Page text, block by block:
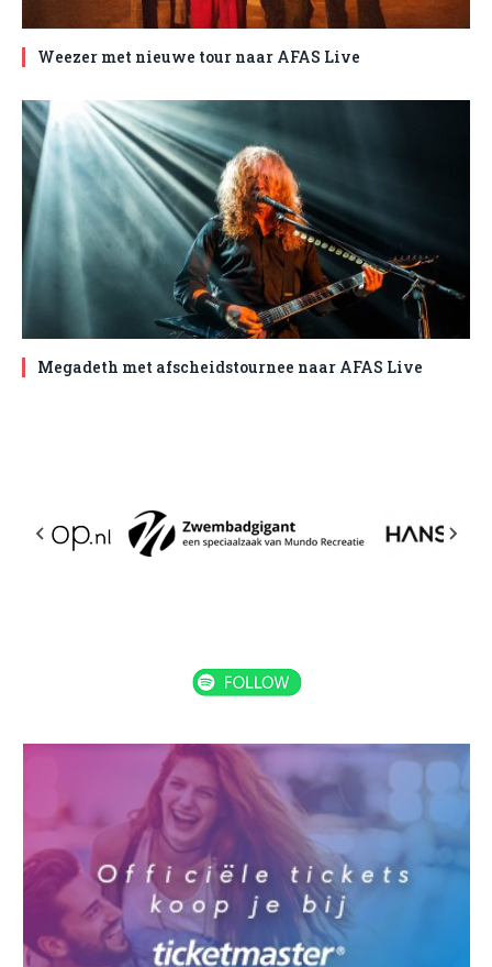
Weezer met nieuwe tour naar AFAS Live
Megadeth met afscheidstournee naar AFAS Live